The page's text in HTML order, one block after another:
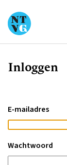
Kruimelpad
Inloggen
E-mailadres
Wachtwoord